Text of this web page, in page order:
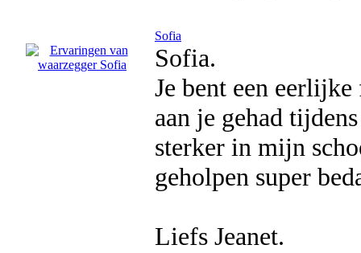
Sofia
Sofia.
Je bent een
aan je gehad
sterker in mijn
geholpen super
Liefs Jeanet.